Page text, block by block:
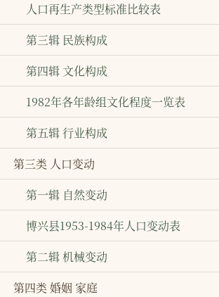
人口再生产类型标准比较表
第三辑 民族构成
第四辑 文化构成
1982年各年龄组文化程度一览表
第五辑 行业构成
第三类 人口变动
第一辑 自然变动
博兴县1953-1984年人口变动表
第二辑 机械变动
第四类 婚姻 家庭